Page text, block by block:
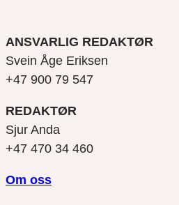
ANSVARLIG REDAKTØR
Svein Åge Eriksen
+47 900 79 547
REDAKTØR
Sjur Anda
+47 470 34 460
Om oss